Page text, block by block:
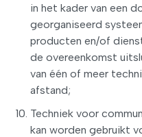
in het kader van een
georganiseerd
producten en/of
de overeenkomst
van één of meer
afstand;
Techniek voor
kan worden gebruikt